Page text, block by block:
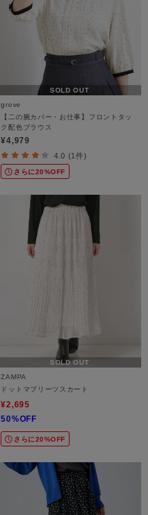
SOLD OUT
grove
【二の腕カバー・お仕事】フロントタッ
ク配色ブラウス
¥4,979
4.0 (1件)
さらに20%OFF
SOLD OUT
ZAMPA
ドットマプリーツスカート
¥2,695
50%OFF
さらに20%OFF